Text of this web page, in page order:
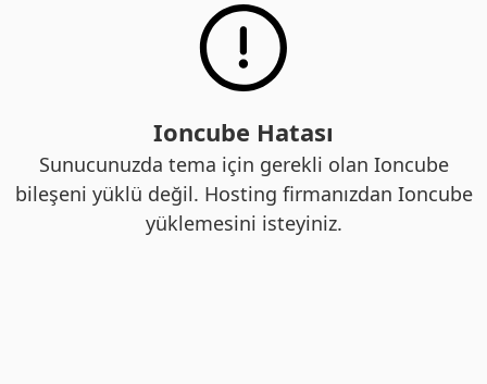
Ioncube Hatası
Sunucunuzda tema için gerekli olan Ioncube
bileşeni yüklü değil. Hosting firmanızdan Ioncube
yüklemesini isteyiniz.